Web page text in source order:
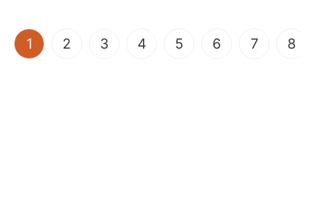
1 (current)
2 3 4 5 6 7 8